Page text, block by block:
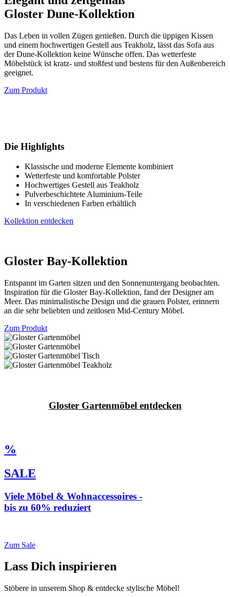
Gloster Dune-Kollektion
Das Leben in vollen Zügen genießen. Durch die üppigen Kissen
und einem hochwertigen Gestell aus Teakholz, lässt das Sofa aus
der Dune-Kollektion keine Wünsche offen. Das wetterfeste
Möbelstück ist kratz- und stoßfest und bestens für den Außenbereich
geeignet.
Zum Produkt
Die Highlights
Klassische und moderne Elemente kombiniert
Wetterfeste und komfortable Polster
Hochwertiges Gestell aus Teakholz
Pulverbeschichtete Aluminium-Teile
In verschiedenen Farben erhältlich
Kollektion entdecken
Gloster Bay-Kollektion
Entspannt im Garten sitzen und den Sonnenuntergang beobachten.
Inspiration für die Gloster Bay-Kollektion, fand der Designer am
Meer. Das minimalistische Design und die grauen Polster, erinnern
an die sehr beliebten und zeitlosen Mid-Century Möbel.
Zum Produkt
Gloster Gartenmöbel entdecken
%
SALE
Viele Möbel & Wohnaccessoires -
bis zu 60% reduziert
Zum Sale
Lass Dich inspirieren
Stöbere in unserem Shop & entdecke stylische Möbel!